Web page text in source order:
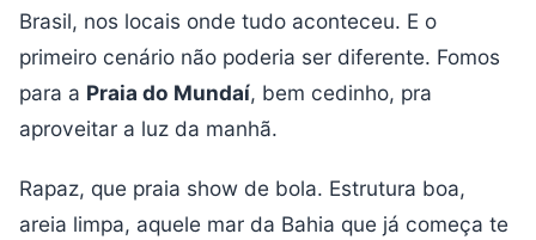
Brasil, nos locais onde tudo aconteceu. E o
primeiro cenário não poderia ser diferente. Fomos
para a Praia do Mundaí, bem cedinho, pra
aproveitar a luz da manhã.
Rapaz, que praia show de bola. Estrutura boa,
areia limpa, aquele mar da Bahia que já começa te